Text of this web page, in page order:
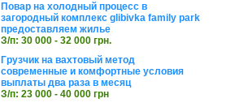
Повар на холодный процесс в
загородный комплекс glibivka family park
предоставляем жилье
З/п: 30 000 - 32 000 грн.
Грузчик на вахтовый метод
современные и комфортные условия
выплаты два раза в месяц
З/п: 23 000 - 40 000 грн